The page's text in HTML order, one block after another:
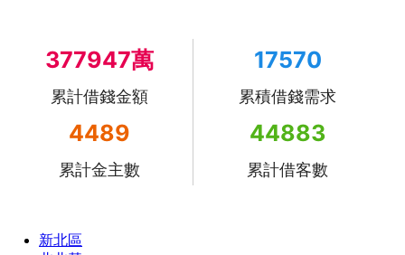
377947萬
累計借錢金額
17570
累積借錢需求
4489
累計金主數
44883
累計借客數